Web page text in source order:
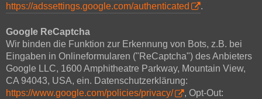
https://adssettings.google.com/authenticated
.
Google ReCaptcha
Wir binden die Funktion zur Erkennung von Bots, z.B. bei
Eingaben in Onlineformularen ("ReCaptcha") des Anbieters
Google LLC, 1600 Amphitheatre Parkway, Mountain View,
CA 94043, USA, ein. Datenschutzerklärung:
https://www.google.com/policies/privacy/
, Opt-Out: